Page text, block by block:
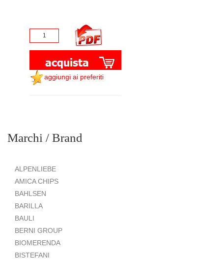
aggiungi ai preferiti
Marchi / Brand
ALPENLIEBE
AMICA CHIPS
BAHLSEN
BARILLA
BAULI
BERNI GROUP
BIOMERENDA
BISTEFANI